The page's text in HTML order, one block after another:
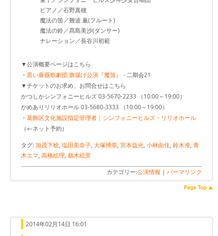
ピアノ／石野真穂
魔法の笛／難波 薫(フルート)
魔法の鈴／髙島美沙(ダンサー)
ナレーション／長谷川初範
▼公演概要ページはこちら
・ 黒い薔薇歌劇団 旗揚げ公演『魔笛』 - 二期会21
▼チケットのお求め、お問合せはこちら
かつしかシンフォニーヒルズ 03-5670-2233 （10:00～19:00）
かめありリリオホール 03-5680-3333 （10:00～19:00）
・ 葛飾区文化施設指定管理者｜シンフォニーヒルズ・リリオホール
（←ネット予約）
タグ:加茂下稔, 塩田美奈子, 大塚博章, 宮本益光, 小林由佳, 鈴木准, 青
木エマ, 高橋絵理, 鵜木絵里
カテゴリー:公演情報 | パーマリンク
2014年02月14日 16:01